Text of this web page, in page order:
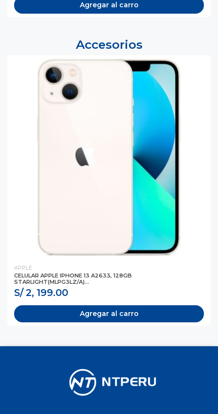
Agregar al carro
Accesorios
APPLE
CELULAR APPLE IPHONE 13 A2633, 128GB
STARLIGHT(MLPG3LZ/A)...
S/ 2, 199.00
Agregar al carro